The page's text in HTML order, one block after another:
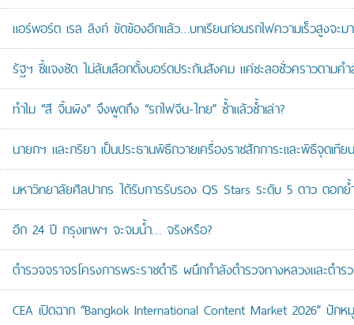
แอร์พอร์ต เรล ลิงก์ ขัดข้องอีกแล้ว…บทเรียนก่อนรถไฟความเร็วสูงจะม
รัฐฯ ชี้แจงชัด ไม่ล้มเลือกตั้งบอร์ดประกันสังคม แค่ชะลอชั่วคราวตามค
ทำไม “สี จิ้นผิง” จึงพูดถึง “รถไฟจีน-ไทย” ซ้ำแล้วซ้ำเล่า?
นายกฯ และภริยา เป็นประธานพิธีถวายเครื่องราชสักการะและพิธีจุดเ
มหาวิทยาลัยศิลปากร ได้รับการรับรอง QS Stars ระดับ 5 ดาว ตอก
อีก 24 ปี กรุงเทพฯ จะจมน้ำ… จริงหรือ?
ตำรวจจราจรโครงการพระราชดำริ ผนึกกำลังตำรวจทางหลวงและตำ
CEA เปิดฉาก “Bangkok International Content Market 2026” ปั